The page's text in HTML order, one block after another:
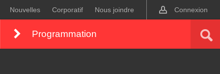
Connexion
Nouvelles Corporatif Nous joindre
Programmation